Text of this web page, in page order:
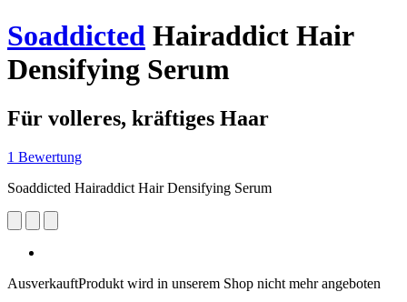
Soaddicted Hairaddict Hair
Densifying Serum
Für volleres, kräftiges Haar
1 Bewertung
Soaddicted Hairaddict Hair Densifying Serum
AusverkauftProdukt wird in unserem Shop nicht mehr angeboten